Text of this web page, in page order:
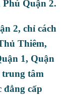
Quận 2.
2, chỉ cách
Thiêm,
1, Quận
trung tâm
cấp